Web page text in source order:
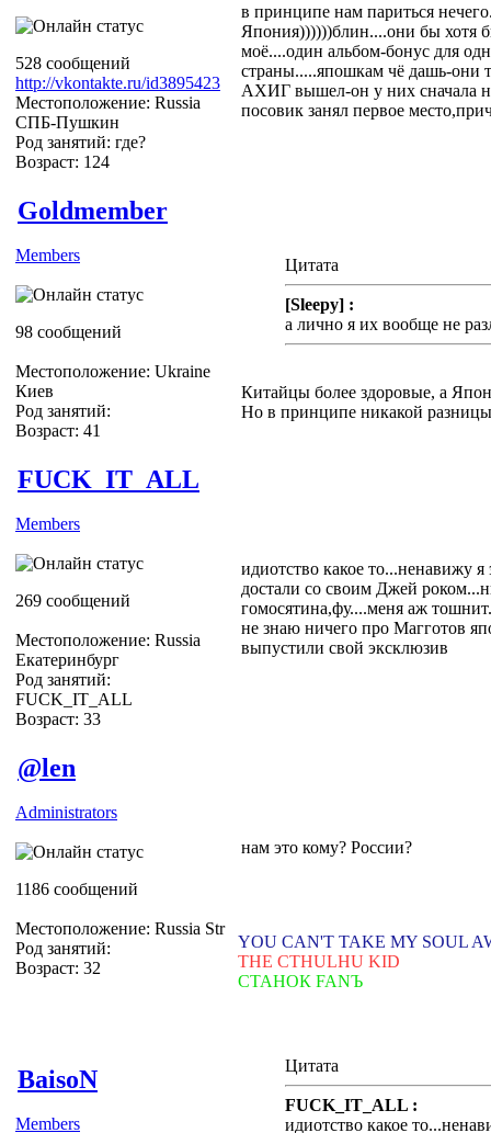
528 сообщений
http://vkontakte.ru/id3895423
Местоположение: Russia
СПБ-Пушкин
Род занятий: где?
Возраст: 124
в принципе нам париться
Япония))))))блин....они бы хотя
моё....один альбом-бонус для
страны.....япошкам чё дашь-они
АХИГ вышел-он у них сначала
посовик занял первое
Goldmember
Members
98 сообщений
Местоположение: Ukraine
Киев
Род занятий:
Возраст: 41
Цитата
[Sleepy] :
а лично я их вообще не
Китайцы более здоровые, а
Но в принципе никакой
FUCK_IT_ALL
Members
269 сообщений
Местоположение: Russia
Екатеринбург
Род занятий:
FUCK_IT_ALL
Возраст: 33
идиотство какое то...ненавижу
достали со своим Джей
гомосятина,фу....меня аж
не знаю ничего про Магготов
выпустили свой эксклюзив
@len
Administrators
1186 сообщений
Местоположение: Russia Str
Род занятий:
Возраст: 32
нам это кому? России?
YOU CAN'T TAKE MY SOUL
THE CTHULHU KID
СТАНОК FANЪ
BaisoN
Members
Цитата
FUCK_IT_ALL :
идиотство какое